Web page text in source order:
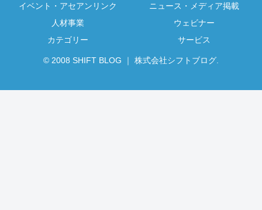
イベント・アセアンリンク
ニュース・メディア掲載
人材事業
ウェビナー
カテゴリー
サービス
© 2008 SHIFT BLOG ｜ 株式会社シフトブログ.